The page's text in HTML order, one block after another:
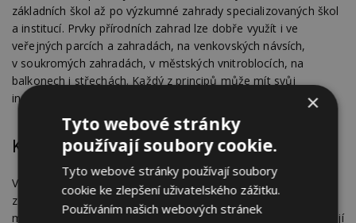
základních škol až po výzkumné zahrady specializovaných škol
a institucí. Prvky přírodních zahrad lze dobře využít i ve
veřejných parcích a zahradách, na venkovských návsích,
v soukromých zahradách, v městských vnitroblocích, na
balkonech i střechách. Každý z principů může mít svůj
individuální styl i velikost.
Kde můžeme přírodní zahrady vidět?
V současnosti je u nás 350 certifikovaných Přírodních zahrad,
z toho 68 Ukázkových přírodních zahrad, samozřejmě je
mnoho takových, které nejsou certifikované a přirozeně splňují
×
Tyto webové stránky
používají soubory cookie.
Tyto webové stránky používají soubory
cookie ke zlepšení uživatelského zážitku.
Používáním našich webových stránek